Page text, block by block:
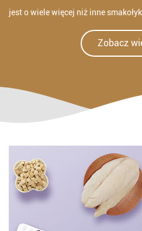
jest o wiele więcej niż inne
Zobacz